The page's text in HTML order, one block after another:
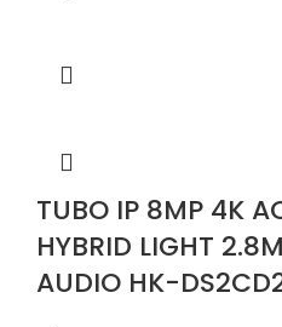
TUBO IP 8MP 4K
HYBRID LIGHT
AUDIO HK-